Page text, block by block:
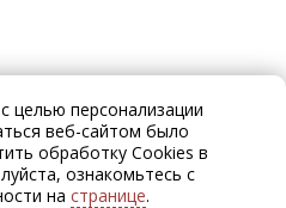
целью персонализации
веб-сайтом было
обработку Cookies в
ознакомьтесь с
на странице.